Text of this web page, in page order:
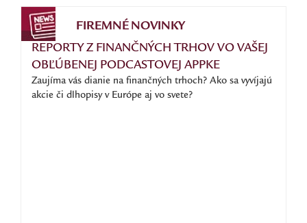
FIREMNÉ NOVINKY
REPORTY Z FINANČNÝCH TRHOV VO VAŠEJ
OBĽÚBENEJ PODCASTOVEJ APPKE
Zaujíma vás dianie na finančných trhoch? Ako sa vyvíjajú
akcie či dlhopisy v Európe aj vo svete?